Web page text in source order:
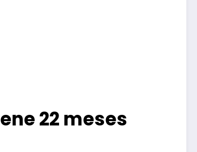
22 meses